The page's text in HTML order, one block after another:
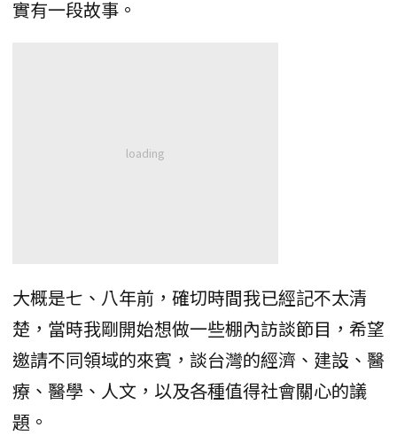
實有一段故事。
大概是七、八年前，確切時間我已經記不太清
楚，當時我剛開始想做一些棚內訪談節目，希望
邀請不同領域的來賓，談台灣的經濟、建設、醫
療、醫學、人文，以及各種值得社會關心的議
題。